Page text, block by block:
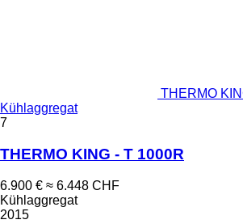
THERMO
Kühlaggregat
7
THERMO KING - T 1000R
6.900 € ≈ 6.448 CHF
Kühlaggregat
2015